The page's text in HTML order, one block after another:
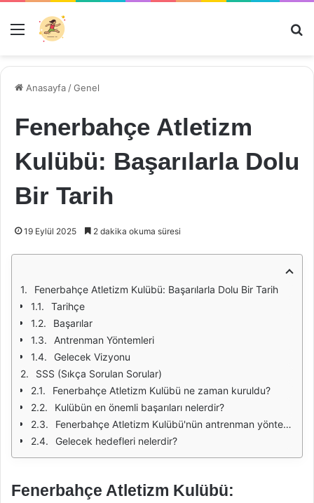
Menü
Anasayfa /Genel
Fenerbahçe Atletizm
Kulübü: Başarılarla Dolu
Bir Tarih
19 Eylül 2025 2 dakika okuma süresi
Fenerbahçe Atletizm Kulübü: Başarılarla Dolu Bir Tarih
Tarihçe
Başarılar
Antrenman Yöntemleri
Gelecek Vizyonu
SSS (Sıkça Sorulan Sorular)
Fenerbahçe Atletizm Kulübü ne zaman kuruldu?
Kulübün en önemli başarıları nelerdir?
Fenerbahçe Atletizm Kulübü'nün antrenman yöntemleri nelerdir?
Gelecek hedefleri nelerdir?
Fenerbahçe Atletizm Kulübü: